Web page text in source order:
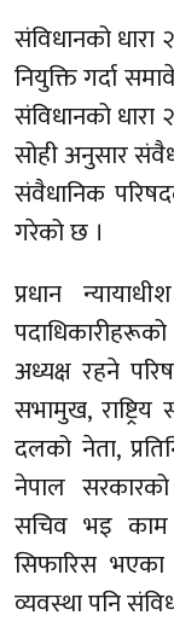
संविधानको धारा
नियुक्ति गर्दा
संविधानको धारा
सोही अनुसार
संवैधानिक
गरेको छ ।
प्रधान
अध्यक्ष रहने
सभामुख, राष्ट्रिय
दलको नेता,
नेपाल
सचिव भइ काम
सिफारिस
व्यवस्था पनि